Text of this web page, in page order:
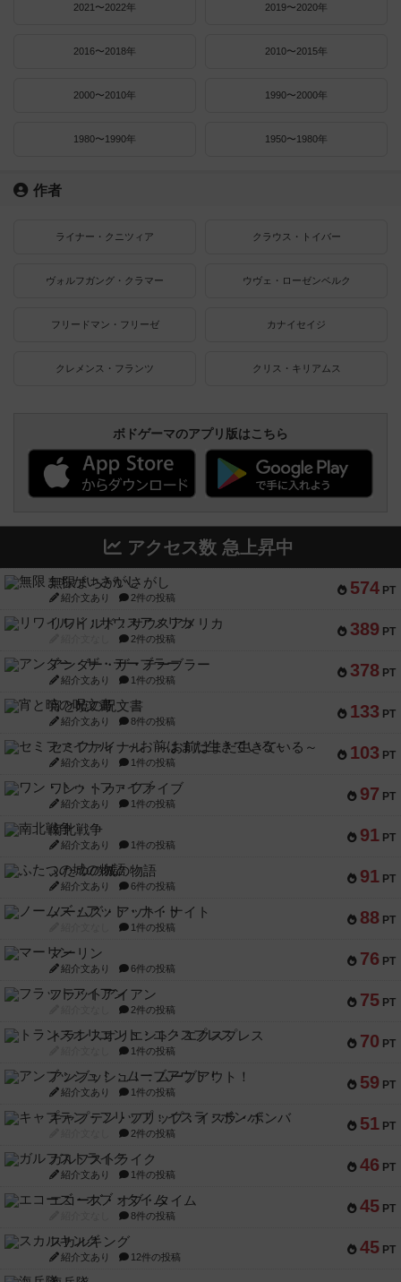
2021〜2022年 2019〜2020年
2016〜2018年 2010〜2015年
2000〜2010年 1990〜2000年
1980〜1990年 1950〜1980年
作者
ライナー・クニツィア クラウス・トイバー
ヴォルフガング・クラマー ウヴェ・ローゼンベルク
フリードマン・フリーゼ カナイセイジ
クレメンス・フランツ クリス・キリアムス
ボドゲーマのアプリ版はこちら
アクセス数 急上昇中
574 PT
無限まちがいさがし
紹介文あり 2件の投稿
389 PT
リワイルド：サウスアメリカ
2件の投稿
378 PT
アンダー・ザ・テーブラー
紹介文あり 1件の投稿
133 PT
宵と暁の呪文書
紹介文あり 8件の投稿
103 PT
セミファイナル ～お前はまだ生きている～
紹介文あり 1件の投稿
97 PT
ワン・トゥ・ファイブ
紹介文あり 1件の投稿
91 PT
南北戦争
紹介文あり 1件の投稿
91 PT
ふたつの城の物語
紹介文あり 6件の投稿
88 PT
ノームズ・アット・ナイト
1件の投稿
76 PT
マーリン
紹介文あり 6件の投稿
75 PT
フラットアイアン
2件の投稿
70 PT
トランスオリエント・エクスプレス
1件の投稿
59 PT
アンブッシュ！：ムーブアウト！
紹介文あり 1件の投稿
51 PT
キャプテン・フリップ：イスラ・ボンバ
2件の投稿
46 PT
ガルフストライク
紹介文あり 1件の投稿
45 PT
エコーズ・オブ・タイム
8件の投稿
45 PT
スカルキング
紹介文あり 12件の投稿